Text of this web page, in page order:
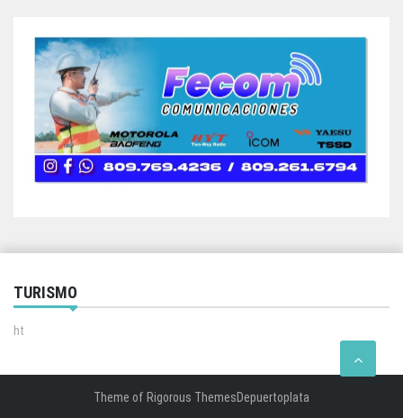
TURISMO
ht
Theme of Rigorous ThemesDepuertoplata